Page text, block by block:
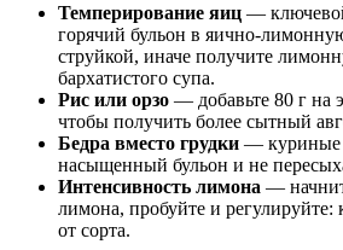
Темперирование яиц —
горячий бульон в яично-
струйкой, иначе получите
бархатистого супа.
Рис или орзо — добавьте 80 г на
чтобы получить более сытный
Бедра вместо грудки — куриные
насыщенный бульон и не
Интенсивность лимона —
лимона, пробуйте и регулируйте:
от сорта.